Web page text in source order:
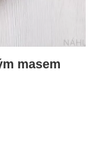
masem